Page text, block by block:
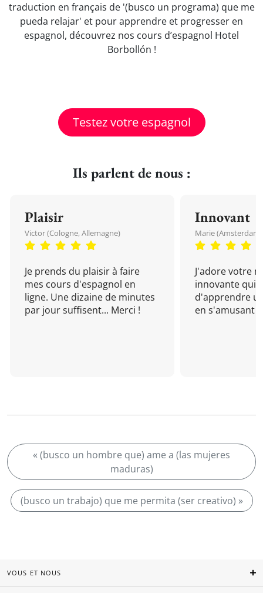
traduction en français de '(busco un programa) que me
pueda relajar' et pour apprendre et progresser en
espagnol, découvrez nos cours d’espagnol Hotel
Borbollón !
Testez votre espagnol
Ils parlent de nous :
Plaisir
Victor (Cologne, Allemagne)
Je prends du plaisir à faire
mes cours d'espagnol en
ligne. Une dizaine de minutes
par jour suffisent... Merci !
Innovant
Marie (Amsterdam,
J'adore votre
innovante qui
d'apprendre
en s'amusant !
« (busco un hombre que) ame a (las mujeres
maduras)
(busco un trabajo) que me permita (ser creativo) »
VOUS ET NOUS